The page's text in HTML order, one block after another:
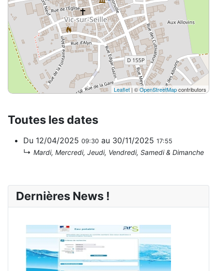
Leaflet | ©OpenStreetMapcontributors
Toutes les dates
Du 12/04/2025 09:30 au 30/11/2025 17:55
↳ Mardi, Mercredi, Jeudi, Vendredi, Samedi & Dimanche
Dernières News !